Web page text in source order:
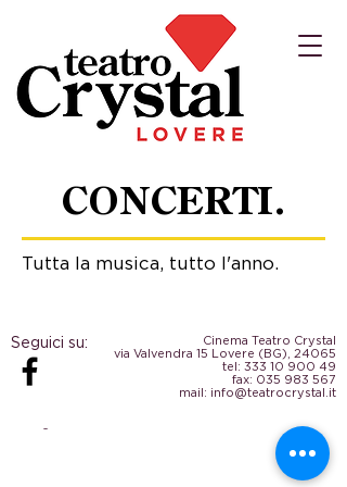
CONCERTI.
Tutta la musica, tutto l'anno.
Cinema Teatro Crystal
via Valvendra 15 Lovere (BG), 24065
tel: 333 10 900 49
fax: 035 983 567
mail: info@teatrocrystal.it
Seguici su:
© 2020 Parrocchia S. Maria Assunta Lovere